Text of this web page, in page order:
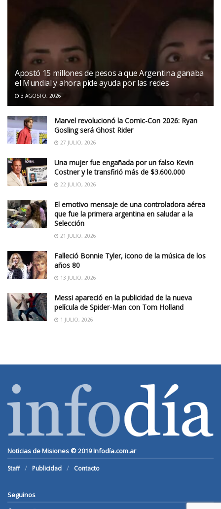
Apostó 15 millones de pesos a que Argentina ganaba
el Mundial y ahora pide ayuda por las redes
3 AGOSTO, 2026
Marvel revolucionó la Comic-Con 2026: Ryan
Gosling será Ghost Rider
27 JULIO, 2026
Una mujer fue engañada por un falso Kevin
Costner y le transfirió más de $3.600.000
22 JULIO, 2026
El emotivo mensaje de una controladora aérea
que fue la primera argentina en saludar a la
Selección
21 JULIO, 2026
Falleció Bonnie Tyler, icono de la música de los
años 80
13 JULIO, 2026
Messi apareció en la publicidad de la nueva
película de Spider-Man con Tom Holland
1 JULIO, 2026
Noticias de Misiones © 2019Infodía.com.ar
Staff Publicidad Contacto
Seguinos